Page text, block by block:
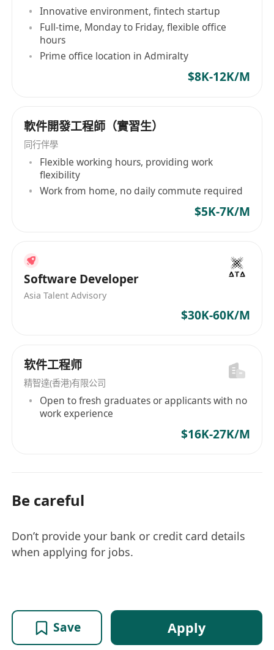
Innovative environment, fintech startup
Full-time, Monday to Friday, flexible office
hours
Prime office location in Admiralty
$8K-12K/M
軟件開發工程師（實習生）
同行伴學
Flexible working hours, providing work
flexibility
Work from home, no daily commute required
$5K-7K/M
Software Developer
Asia Talent Advisory
$30K-60K/M
软件工程师
精智達(香港)有限公司
Open to fresh graduates or applicants with no
work experience
$16K-27K/M
Be careful
Don’t provide your bank or credit card details
when applying for jobs.
Save Apply